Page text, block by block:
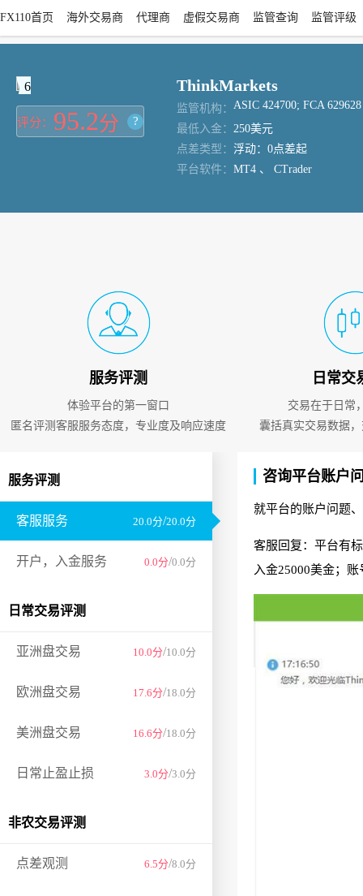
FX110首页 海外交易商 代理商 虚假交易商 监管查询 监管评级
6
评分： 95.2分 ?
ThinkMarkets
监管机构： ASIC 424700; FCA 629628
最低入金： 250美元
点差类型： 浮动：0点差起
平台软件： MT4 、 CTrader
服务评测
体验平台的第一窗口
匿名评测客服服务态度，专业度及响应速度
日常交
交易在于日常
囊括真实交易数据
服务评测
客服服务 20.0分/20.0分
开户，入金服务 0.0分/0.0分
日常交易评测
亚洲盘交易 10.0分/10.0分
欧洲盘交易 17.6分/18.0分
美洲盘交易 16.6分/18.0分
日常止盈止损 3.0分/3.0分
非农交易评测
点差观测 6.5分/8.0分
咨询平台账户
就平台的账户问题
客服回复：平台有
入金25000美金；